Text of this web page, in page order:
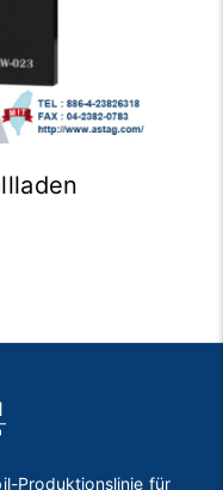
Produktionslinie für